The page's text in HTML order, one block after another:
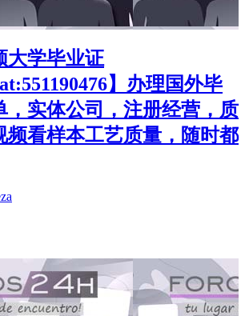
大学毕业证
】办理国外毕
，实体公司，注册经营，质
频看样本工艺质量，随时都